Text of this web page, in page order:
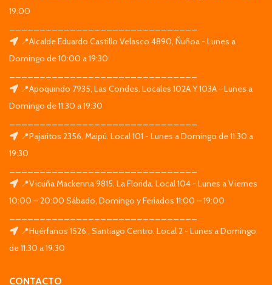
19:00
📍Alcalde Eduardo Castillo Velasco 4890, Ñuñoa - Lunes a
Domingo de 10:00 a 19:30
📍Apoquindo 7935, Las Condes. Locales 102A Y 103A - Lunes a
Domingo de 11:30 a 19:30
📍Pajaritos 2356, Maipú. Local 101 - Lunes a Domingo de 11:30 a
19:30
📍Vicuña Mackenna 9815, La Florida. Local 104 - Lunes a Viernes
10:00 – 20:00 Sábado, Domingo y Feriados 11:00 – 19:00
📍Huérfanos 1526 , Santiago Centro. Local 2 - Lunes a Domingo
de 11:30 a 19:30
CONTACTO